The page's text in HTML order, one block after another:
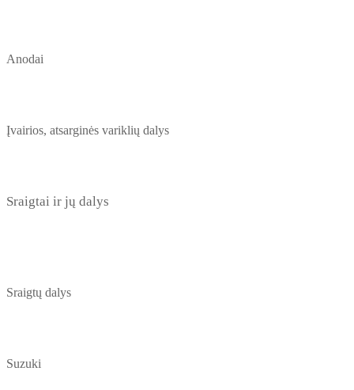
Anodai
Įvairios, atsarginės variklių dalys
Sraigtai ir jų dalys
Sraigtų dalys
Suzuki